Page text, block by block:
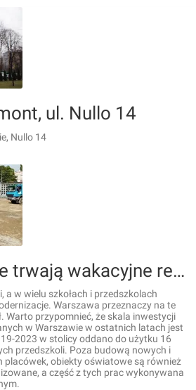
ul. Nullo 14
Nullo 14
W Warszawie trwają wakacyjne remonty szkół i przedszkoli
a w wielu szkołach i przedszkolach
Warszawa przeznaczy na te
Warto przypomnieć, że skala inwestycji
w Warszawie w ostatnich latach jest
2023 w stolicy oddano do użytku 16
przedszkoli. Poza budową nowych i
placówek, obiekty oświatowe są również
a część z tych prac wykonywana